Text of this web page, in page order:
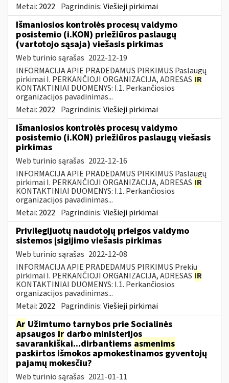
Metai: 2022 Pagrindinis:Viešieji pirkimai
Išmaniosios kontrolės procesų valdymo
posistemio (i.KON) priežiūros paslaugų
(vartotojo sąsaja) viešasis pirkimas
Web turinio sąrašas 2022-12-19
INFORMACIJA APIE PRADEDAMUS PIRKIMUS Paslaugų
pirkimai I. PERKANČIOJI ORGANIZACIJA, ADRESAS IR
KONTAKTINIAI DUOMENYS: I.1. Perkančiosios
organizacijos pavadinimas...
Metai: 2022 Pagrindinis:Viešieji pirkimai
Išmaniosios kontrolės procesų valdymo
posistemio (i.KON) priežiūros paslaugų viešasis
pirkimas
Web turinio sąrašas 2022-12-16
INFORMACIJA APIE PRADEDAMUS PIRKIMUS Paslaugų
pirkimai I. PERKANČIOJI ORGANIZACIJA, ADRESAS IR
KONTAKTINIAI DUOMENYS: I.1. Perkančiosios
organizacijos pavadinimas...
Metai: 2022 Pagrindinis:Viešieji pirkimai
Privilegijuotų naudotojų prieigos valdymo
sistemos įsigijimo viešasis pirkimas
Web turinio sąrašas 2022-12-08
INFORMACIJA APIE PRADEDAMUS PIRKIMUS Prekių
pirkimai I. PERKANČIOJI ORGANIZACIJA, ADRESAS IR
KONTAKTINIAI DUOMENYS: I.1. Perkančiosios
organizacijos pavadinimas...
Metai: 2022 Pagrindinis:Viešieji pirkimai
Ar Užimtumo tarnybos prie Socialinės
apsaugos ir darbo ministerijos
savarankiškai...dirbantiems asmenims
paskirtos išmokos apmokestinamos gyventojų
pajamų mokesčiu?
Web turinio sąrašas 2021-01-11